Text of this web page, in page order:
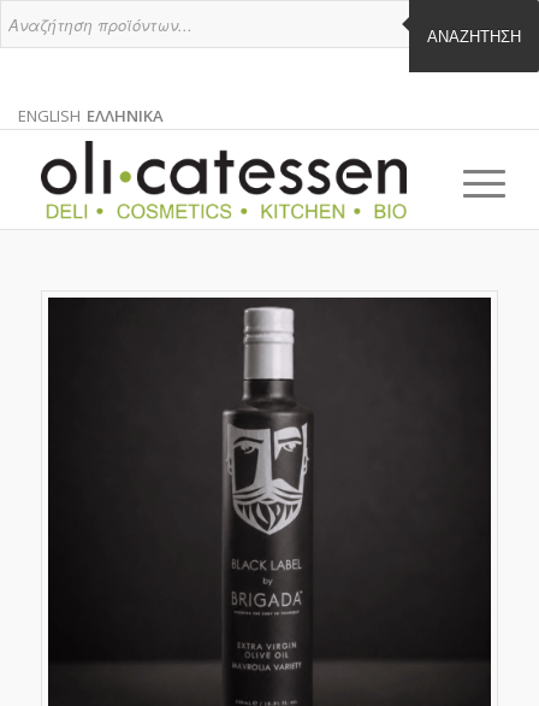
ΑΝΑΖΉΤΗΣΗ
ENGLISH
ΑΓΓΛΙΚΑ
ΕΛΛΗΝΙΚΑ
ΕΛΛΗΝΙΚΑ
EL